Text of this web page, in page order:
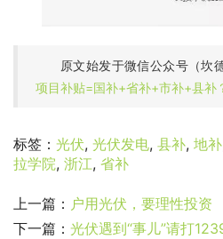
原文始发于微信公众号（坎
项目补贴=国补+省补+市补+县补
标签： 光伏, 光伏发电, 县补, 地补
拉学院, 浙江, 省补
上一篇： 户用光伏，要理性投资
下一篇： 光伏遇到“事儿”请打